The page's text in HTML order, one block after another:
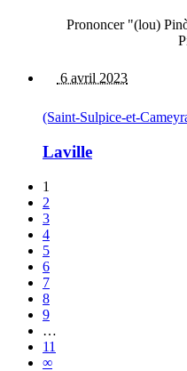
Prononcer "(lou)
6 avril 2023
(Saint-Sulpice-et-
Laville
1
2
3
4
5
6
7
8
9
…
11
∞